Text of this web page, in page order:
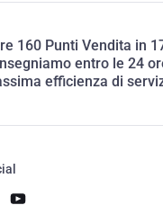
160 Punti Vendita in
entro le 24
efficienza di